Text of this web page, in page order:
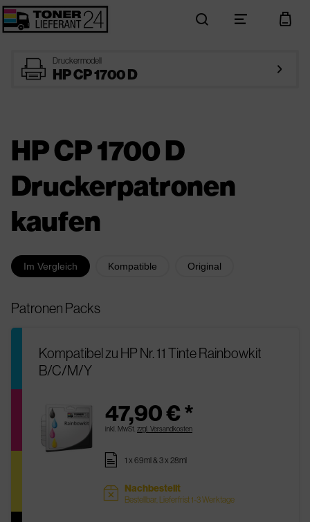
search menu cart
printer Druckermodell
HP CP 1700 D arrow_right
HP CP 1700 D
Druckerpatronen
kaufen
Im Vergleich Kompatible Original
Patronen Packs
Kompatibel zu HP Nr. 11 Tinte Rainbowkit
B/C/M/Y
47,90 € *
inkl. MwSt. zzgl. Versandkosten
pages 1 x 69ml & 3 x 28ml
sold Nachbestellt
Bestellbar, Lieferfrist 1-3 Werktage